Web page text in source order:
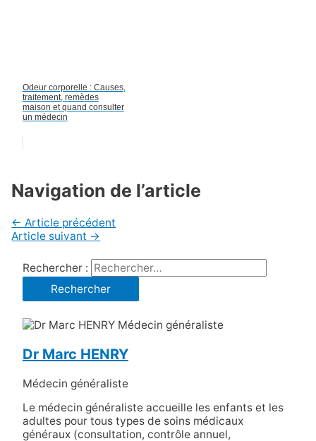
Odeur corporelle : Causes,
traitement, remèdes
maison et quand consulter
un médecin
Navigation de l’article
← Article précédent
Article suivant →
Rechercher :
Dr Marc HENRY
Médecin généraliste
Le médecin généraliste accueille les enfants et les
adultes pour tous types de soins médicaux
généraux (consultation, contrôle annuel,